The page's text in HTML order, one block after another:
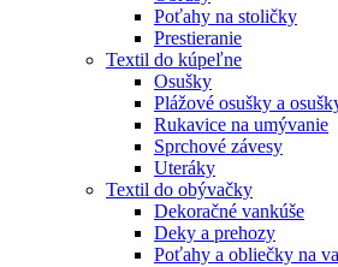
Poťahy na stoličky
Prestieranie
Textil do kúpeľne
Osušky
Plážové osušky a
Rukavice na umývanie
Sprchové závesy
Uteráky
Textil do obývačky
Dekoračné vankúše
Deky a prehozy
Poťahy a obliečky na